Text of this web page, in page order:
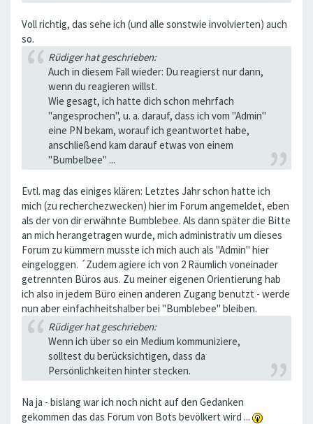
Voll richtig, das sehe ich (und alle sonstwie involvierten) auch
so.
Rüdiger hat geschrieben:
Auch in diesem Fall wieder: Du reagierst nur dann,
wenn du reagieren willst.
Wie gesagt, ich hatte dich schon mehrfach
"angesprochen", u. a. darauf, dass ich vom "Admin"
eine PN bekam, worauf ich geantwortet habe,
anschließend kam darauf etwas von einem
"Bumbelbee" ...
Evtl. mag das einiges klären: Letztes Jahr schon hatte ich
mich (zu recherchezwecken) hier im Forum angemeldet, eben
als der von dir erwähnte Bumblebee. Als dann später die Bitte
an mich herangetragen wurde, mich administrativ um dieses
Forum zu kümmern musste ich mich auch als "Admin" hier
eingeloggen. ´Zudem agiere ich von 2 Räumlich voneinader
getrennten Büros aus. Zu meiner eigenen Orientierung hab
ich also in jedem Büro einen anderen Zugang benutzt - werde
nun aber einfachheitshalber bei "Bumblebee" bleiben.
Rüdiger hat geschrieben:
Wenn ich über so ein Medium kommuniziere,
solltest du berücksichtigen, dass da
Persönlichkeiten hinter stecken.
Na ja - bislang war ich noch nicht auf den Gedanken
gekommen das das Forum von Bots bevölkert wird ...